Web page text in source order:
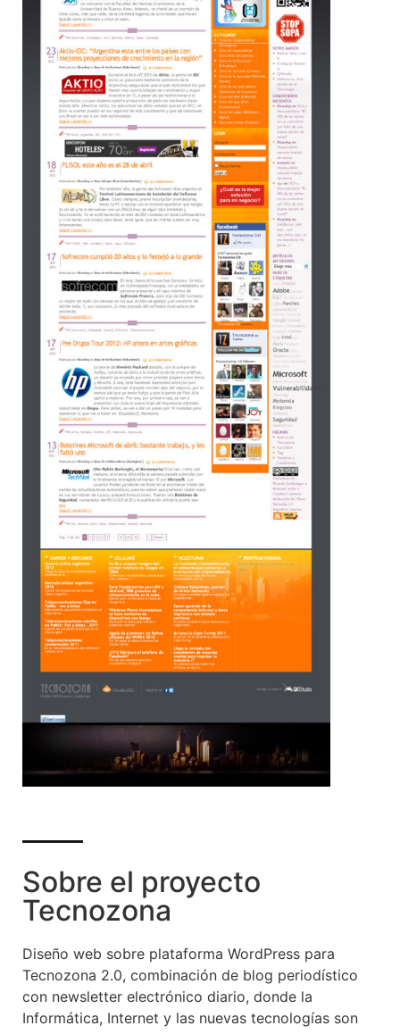
Sobre el proyecto
Tecnozona
Diseño web sobre plataforma WordPress para
Tecnozona 2.0, combinación de blog periodístico
con newsletter electrónico diario, donde la
Informática, Internet y las nuevas tecnologías son